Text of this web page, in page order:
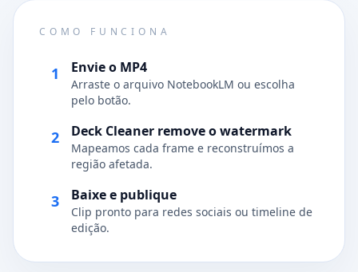
COMO FUNCIONA
1 Envie o MP4
Arraste o arquivo NotebookLM ou escolha
pelo botão.
2 Deck Cleaner remove o watermark
Mapeamos cada frame e reconstruímos a
região afetada.
3 Baixe e publique
Clip pronto para redes sociais ou timeline de
edição.